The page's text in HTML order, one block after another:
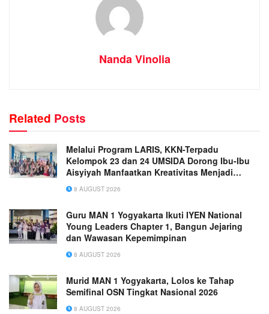
Nanda Vinolia
Related Posts
Melalui Program LARIS, KKN-Terpadu
Kelompok 23 dan 24 UMSIDA Dorong Ibu-Ibu
Aisyiyah Manfaatkan Kreativitas Menjadi
Peluang Usaha
8 AUGUST 2026
Guru MAN 1 Yogyakarta Ikuti IYEN National
Young Leaders Chapter 1, Bangun Jejaring
dan Wawasan Kepemimpinan
8 AUGUST 2026
Murid MAN 1 Yogyakarta, Lolos ke Tahap
Semifinal OSN Tingkat Nasional 2026
8 AUGUST 2026